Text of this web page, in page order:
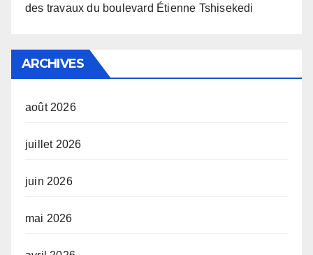
des travaux du boulevard Étienne Tshisekedi
ARCHIVES
août 2026
juillet 2026
juin 2026
mai 2026